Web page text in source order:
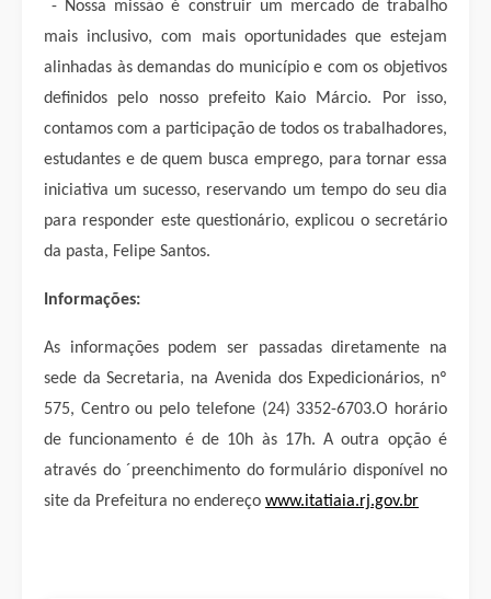
- Nossa missão é construir um mercado de trabalho
mais inclusivo, com mais oportunidades que estejam
alinhadas às demandas do município e com os objetivos
definidos pelo nosso prefeito Kaio Márcio. Por isso,
contamos com a participação de todos os trabalhadores,
estudantes e de quem busca emprego, para tornar essa
iniciativa um sucesso, reservando um tempo do seu dia
para responder este questionário, explicou o secretário
da pasta, Felipe Santos.
Informações:
As informações podem ser passadas diretamente na
sede da Secretaria, na Avenida dos Expedicionários, nº
575, Centro ou pelo telefone (24) 3352-6703.O horário
de funcionamento é de 10h às 17h. A outra opção é
através do ´preenchimento do formulário disponível no
site da Prefeitura no endereço www.itatiaia.rj.gov.br